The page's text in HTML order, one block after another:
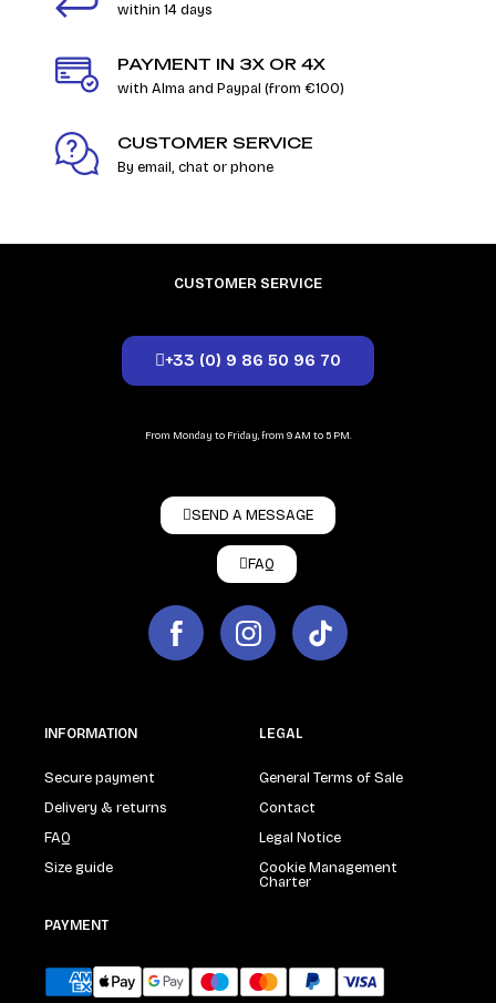
within 14 days
PAYMENT IN 3X OR 4X
with Alma and Paypal (from €100)
CUSTOMER SERVICE
By email, chat or phone
CUSTOMER SERVICE
+33 (0) 9 86 50 96 70
From Monday to Friday, from 9 AM to 5 PM.
SEND A MESSAGE
FAQ
INFORMATION
Secure payment
Delivery & returns
FAQ
Size guide
LEGAL
General Terms of Sale
Contact
Legal Notice
Cookie Management
Charter
PAYMENT